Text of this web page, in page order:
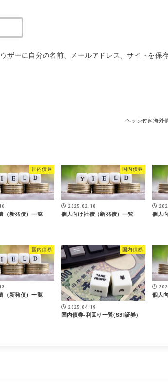
ザーに自分の名前、メールアドレス、サイトを保存
ヘッジ付き海外
国内債券
（新発債）一覧
国内債券
2025.02.18
個人向け社債（新発債）一覧 個人
国内債券
（新発債）一覧
国内債券
2025.04.19
国内債券-利回り一覧(SBI証券)
個人